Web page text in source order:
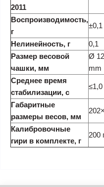
2011
Воспроизводимость,
г
±0,1
Нелинейность, г 0,1
Размер весовой
чашки, мм
Ø
mm
Среднее время
стабилизации, с
≤1,0
Габаритные
размеры весов, мм
Калибровочные
гири в комплекте, г
200